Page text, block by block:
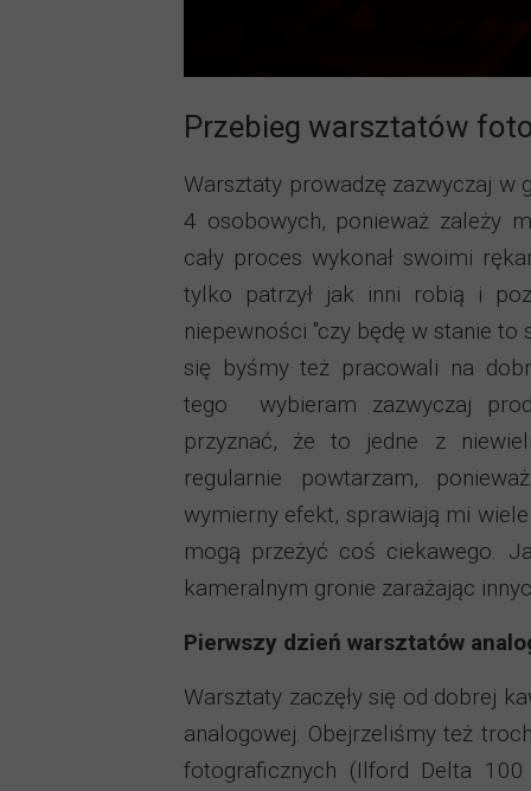
Przebieg warsztatów
Warsztaty prowadzę zazwyczaj w
4 osobowych, ponieważ zależy
cały proces wykonał swoimi
tylko patrzył jak inni robią i
niepewności "czy będę w stanie to
się byśmy też pracowali na
tego wybieram zazwyczaj
przyznać, że to jedne z
regularnie powtarzam,
wymierny efekt, sprawiają mi
mogą przeżyć coś ciekawego.
kameralnym gronie zarażając
Pierwszy dzień warsztatów
Warsztaty zaczęły się od dobrej
analogowej. Obejrzeliśmy też
fotograficznych (Ilford Delta